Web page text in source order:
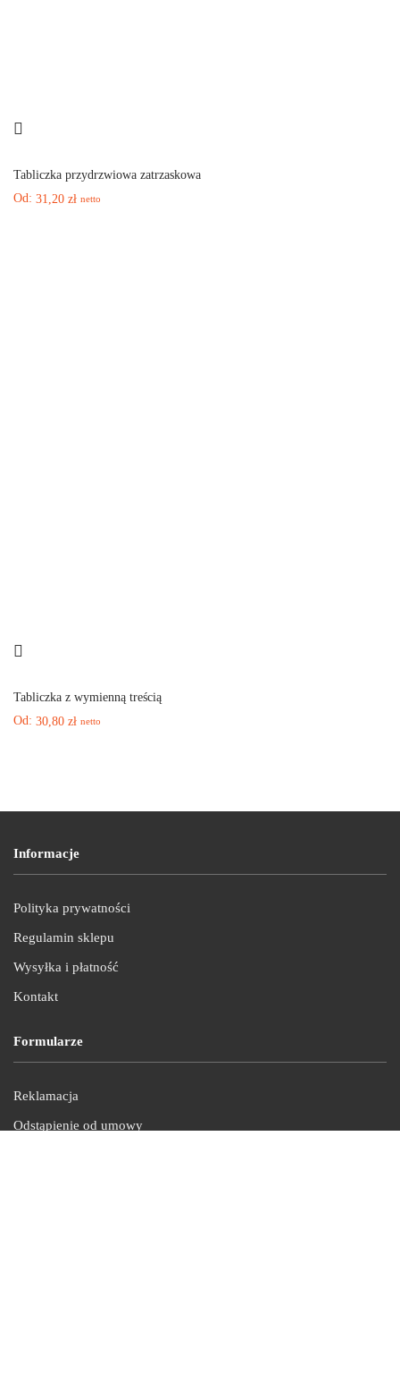
Tabliczka przydrzwiowa zatrzaskowa
Od: 31,20 zł netto
Tabliczka z wymienną treścią
Od: 30,80 zł netto
Informacje
Polityka prywatności
Regulamin sklepu
Wysyłka i płatność
Kontakt
Formularze
Reklamacja
Odstąpienie od umowy